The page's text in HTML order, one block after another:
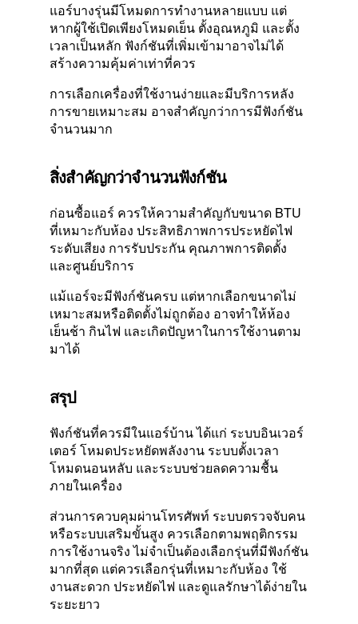
แอร์บางรุ่นมีโหมดการทำงานหลายแบบ แต่
หากผู้ใช้เปิดเพียงโหมดเย็น ตั้งอุณหภูมิ และตั้ง
เวลาเป็นหลัก ฟังก์ชันที่เพิ่มเข้ามาอาจไม่ได้
สร้างความคุ้มค่าเท่าที่ควร
การเลือกเครื่องที่ใช้งานง่ายและมีบริการหลัง
การขายเหมาะสม อาจสำคัญกว่าการมีฟังก์ชัน
จำนวนมาก
สิ่งสำคัญกว่าจำนวนฟังก์ชัน
ก่อนซื้อแอร์ ควรให้ความสำคัญกับขนาด BTU
ที่เหมาะกับห้อง ประสิทธิภาพการประหยัดไฟ
ระดับเสียง การรับประกัน คุณภาพการติดตั้ง
และศูนย์บริการ
แม้แอร์จะมีฟังก์ชันครบ แต่หากเลือกขนาดไม่
เหมาะสมหรือติดตั้งไม่ถูกต้อง อาจทำให้ห้อง
เย็นช้า กินไฟ และเกิดปัญหาในการใช้งานตาม
มาได้
สรุป
ฟังก์ชันที่ควรมีในแอร์บ้าน ได้แก่ ระบบอินเวอร์
เตอร์ โหมดประหยัดพลังงาน ระบบตั้งเวลา
โหมดนอนหลับ และระบบช่วยลดความชื้น
ภายในเครื่อง
ส่วนการควบคุมผ่านโทรศัพท์ ระบบตรวจจับคน
หรือระบบเสริมขั้นสูง ควรเลือกตามพฤติกรรม
การใช้งานจริง ไม่จำเป็นต้องเลือกรุ่นที่มีฟังก์ชัน
มากที่สุด แต่ควรเลือกรุ่นที่เหมาะกับห้อง ใช้
งานสะดวก ประหยัดไฟ และดูแลรักษาได้ง่ายใน
ระยะยาว